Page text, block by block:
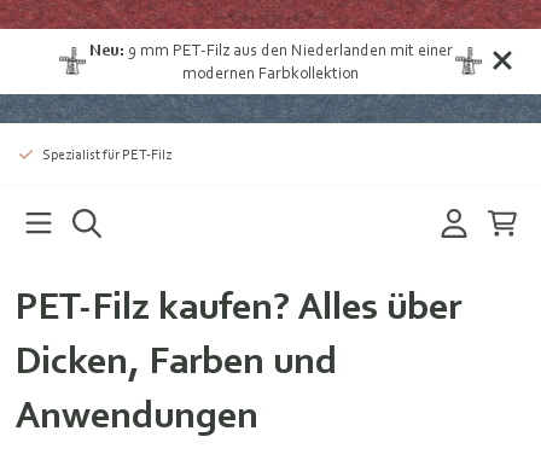
Neu: 9 mm PET-Filz aus den Niederlanden mit einer
modernen Farbkollektion
Spezialist für PET-Filz
PET-Filz kaufen? Alles über
Dicken, Farben und
Anwendungen